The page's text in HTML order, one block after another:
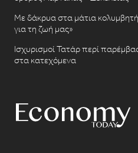
Με δάκρυα στα μάτια
για τη ζωή μας»
Ισχυρισμοί Τατάρ περί
στα κατεχόμενα